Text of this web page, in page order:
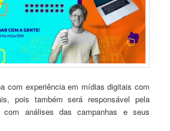
com experiência em mídias digitais com
pois também será responsável pela
com análises das campanhas e seus